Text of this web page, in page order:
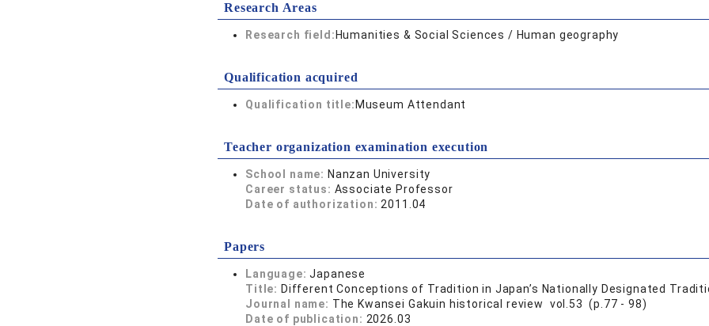
Research Areas
Research field: Humanities & Social Sciences / Human geography
Qualification acquired
Qualification title: Museum Attendant
Teacher organization examination execution
School name: Nanzan University
Career status: Associate Professor
Date of authorization: 2011.04
Papers
Language:Japanese
Title: Different Conceptions of Tradition in Japan’s Nationally Designated
Journal name: The Kwansei Gakuin historical review vol.53 (p.77 - 98)
Date of publication: 2026.03